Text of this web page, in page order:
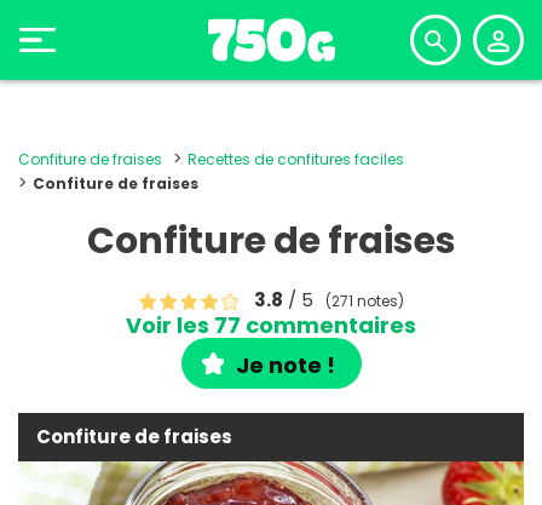
Confiture de fraises
Recettes de confitures faciles
Confiture de fraises
Confiture de fraises
3.8 / 5 (271 notes)
Voir les 77 commentaires
Je note !
Confiture de fraises